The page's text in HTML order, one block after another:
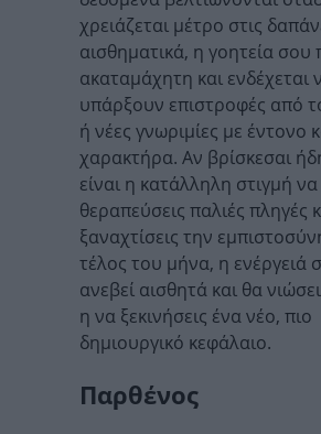
χρειάζεται μέτρο στις
αισθηματικά, η γοητεία σου
ακαταμάχητη και ενδέχεται
υπάρξουν επιστροφές από
ή νέες γνωριμίες με έντονο
χαρακτήρα. Αν βρίσκεσαι
είναι η κατάλληλη στιγμή να
θεραπεύσεις παλιές πληγές
ξαναχτίσεις την
τέλος του μήνα, η ενέργειά
ανεβεί αισθητά και θα
η να ξεκινήσεις ένα νέο, πιο
δημιουργικό κεφάλαιο.
Παρθένος